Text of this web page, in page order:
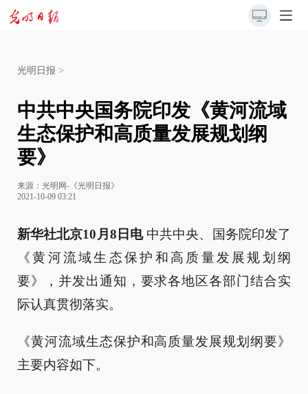
光明日报 >
中共中央国务院印发《黄河流域
生态保护和高质量发展规划纲
要》
来源： 光明网-《光明日报》
2021-10-09 03:21
新华社北京10月8日电中共中央、国务院印发了
《黄河流域生态保护和高质量发展规划纲
要》，并发出通知，要求各地区各部门结合实
际认真贯彻落实。
《黄河流域生态保护和高质量发展规划纲要》
主要内容如下。